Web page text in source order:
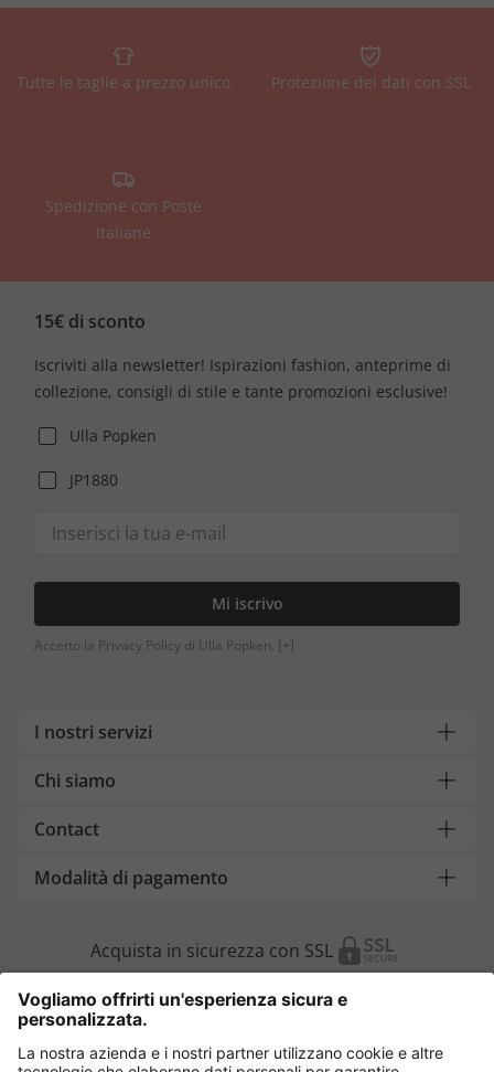
Tutte le taglie a prezzo unico Protezione dei dati con SSL
Spedizione con Poste
Italiane
15€ di sconto
Iscriviti alla newsletter! Ispirazioni fashion, anteprime di
collezione, consigli di stile e tante promozioni esclusive!
Ulla Popken
JP1880
Mi iscrivo
Accetto la Privacy Policy di Ulla Popken. [+]
I nostri servizi
Chi siamo
Contact
Modalità di pagamento
Acquista in sicurezza con SSL
Cambia Paese